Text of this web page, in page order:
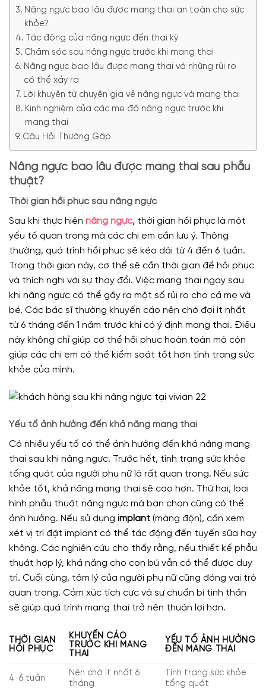
Nâng ngực bao lâu được mang thai an toàn cho sức
khỏe?
Tác động của nâng ngực đến thai kỳ
Chăm sóc sau nâng ngực trước khi mang thai
Nâng ngực bao lâu được mang thai và những rủi ro
có thể xảy ra
Lời khuyên từ chuyên gia về nâng ngực và mang thai
Kinh nghiệm của các mẹ đã nâng ngực trước khi
mang thai
Câu Hỏi Thường Gặp
Nâng ngực bao lâu được mang thai sau phẫu
thuật?
Thời gian hồi phục sau nâng ngực
Sau khi thực hiện nâng ngực, thời gian hồi phục là một
yếu tố quan trọng mà các chị em cần lưu ý. Thông
thường, quá trình hồi phục sẽ kéo dài từ 4 đến 6 tuần.
Trong thời gian này, cơ thể sẽ cần thời gian để hồi phục
và thích nghi với sự thay đổi. Việc mang thai ngay sau
khi nâng ngực có thể gây ra một số rủi ro cho cả mẹ và
bé. Các bác sĩ thường khuyến cáo nên chờ đợi ít nhất
từ 6 tháng đến 1 năm trước khi có ý định mang thai. Điều
này không chỉ giúp cơ thể hồi phục hoàn toàn mà còn
giúp các chị em có thể kiểm soát tốt hơn tình trạng sức
khỏe của mình.
Yếu tố ảnh hưởng đến khả năng mang thai
Có nhiều yếu tố có thể ảnh hưởng đến khả năng mang
thai sau khi nâng ngực. Trước hết, tình trạng sức khỏe
tổng quát của người phụ nữ là rất quan trọng. Nếu sức
khỏe tốt, khả năng mang thai sẽ cao hơn. Thứ hai, loại
hình phẫu thuật nâng ngực mà bạn chọn cũng có thể
ảnh hưởng. Nếu sử dụng implant (màng độn), cần xem
xét vị trí đặt implant có thể tác động đến tuyến sữa hay
không. Các nghiên cứu cho thấy rằng, nếu thiết kế phẫu
thuật hợp lý, khả năng cho con bú vẫn có thể được duy
trì. Cuối cùng, tâm lý của người phụ nữ cũng đóng vai trò
quan trọng. Cảm xúc tích cực và sự chuẩn bị tinh thần
sẽ giúp quá trình mang thai trở nên thuận lợi hơn.
THỜI GIAN
HỒI PHỤC
KHUYẾN CÁO
TRƯỚC KHI MANG
THAI
YẾU TỐ ẢNH HƯỞNG
ĐẾN MANG THAI
4-6 tuần
Nên chờ ít nhất 6
tháng
Tình trạng sức khỏe
tổng quát